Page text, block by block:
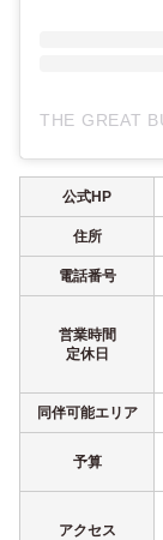
公式HP
住所
電話番号
営業時間
定休日
同伴可能エリア
予算
アクセス